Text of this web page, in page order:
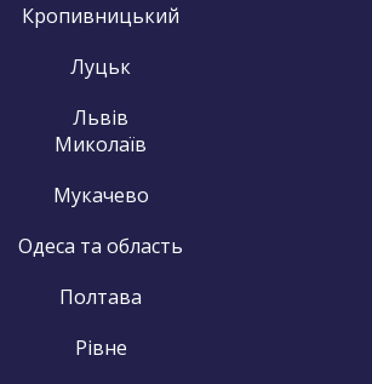
Кропивницький
Луцьк
Львів
Миколаїв
Мукачево
Одеса та область
Полтава
Рівне